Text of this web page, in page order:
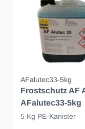
AFalutec33-5kg
Frostschutz AF
AFalutec33-5kg
5 Kg PE-Kanister